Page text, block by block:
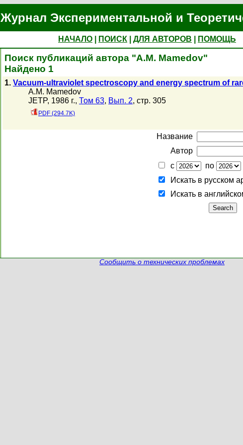
Журнал Экспериментальной и
НАЧАЛО ПОИСК ДЛЯ АВТОРОВ
ПОМОЩЬ
Поиск публикаций автора "A.M. Mamedov"
Найдено 1
1. Vacuum-ultraviolet spectroscopy and energy spectrum of
A.M. Mamedov
JETP, 1986 г., Том 63, Вып. 2, стр. 305
PDF (294.7K)
Название
Автор
с
по
Искать в русском
Искать в
Сообщить о технических проблемах